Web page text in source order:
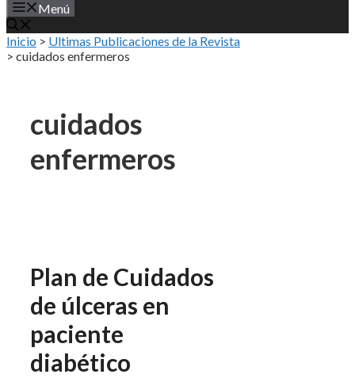
Menú
Inicio > Ultimas Publicaciones de la Revista
> cuidados enfermeros
cuidados
enfermeros
Plan de Cuidados
de úlceras en
paciente
diabético